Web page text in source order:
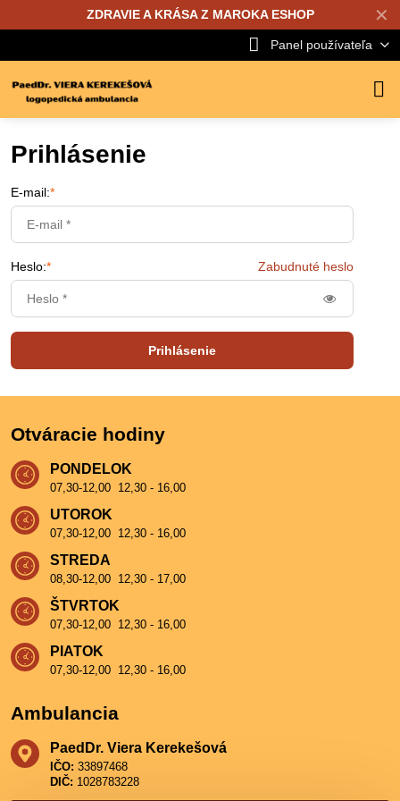
✕
ZDRAVIE A KRÁSA Z MAROKA ESHOP
Panel používateľa
Prihlásenie
E-mail:*
Zabudnuté heslo
Heslo:*
Prihlásenie
Otváracie hodiny
PONDELOK
07,30-12,00 12,30 - 16,00
UTOROK
07,30-12,00 12,30 - 16,00
STREDA
08,30-12,00 12,30 - 17,00
ŠTVRTOK
07,30-12,00 12,30 - 16,00
PIATOK
07,30-12,00 12,30 - 16,00
Ambulancia
PaedDr​. Viera Kerekešová
IČO: 33897468
DIČ: 1028783228